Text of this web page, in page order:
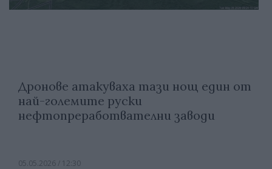
Дронове атакуваха тази нощ един от
най-големите руски
нефтопреработвателни заводи
05.05.2026 / 12:30